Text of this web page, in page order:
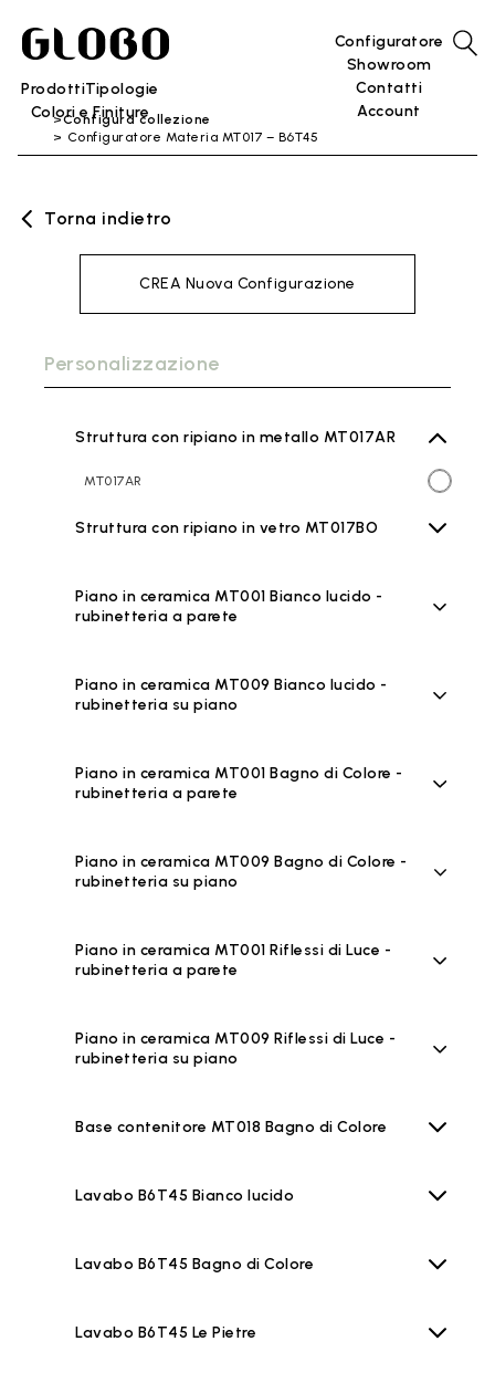
ProdottiTipologie
Colori e Finiture
Configuratore
Showroom
Contatti
Account
Configura collezione
Configuratore Materia MT017 – B6T45
Torna indietro
CREA Nuova Configurazione
Personalizzazione
Struttura con ripiano in metallo MT017AR
MT017AR
Struttura con ripiano in vetro MT017BO
Piano in ceramica MT001 Bianco lucido -
rubinetteria a parete
Piano in ceramica MT009 Bianco lucido -
rubinetteria su piano
Piano in ceramica MT001 Bagno di Colore -
rubinetteria a parete
Piano in ceramica MT009 Bagno di Colore -
rubinetteria su piano
Piano in ceramica MT001 Riflessi di Luce -
rubinetteria a parete
Piano in ceramica MT009 Riflessi di Luce -
rubinetteria su piano
Base contenitore MT018 Bagno di Colore
Lavabo B6T45 Bianco lucido
Lavabo B6T45 Bagno di Colore
Lavabo B6T45 Le Pietre